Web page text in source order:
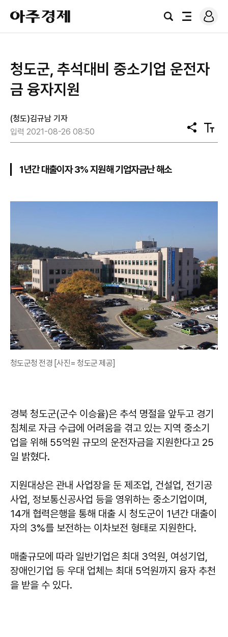
아
주
경
검
전
로
그
청도군, 추석대비 중소기업 운전자
금 융자지원
(청도)김규남 기자
입력 2021-08-26 08:50
공
유
텍
스
1년간 대출이자 3% 지원해 기업자금난 해소
청도군청 전경 [사진= 청도군 제공]
경북 청도군(군수 이승율)은 추석 명절을 앞두고 경기
침체로 자금 수급에 어려움을 겪고 있는 지역 중소기
업을 위해 55억원 규모의 운전자금을 지원한다고 25
일 밝혔다.
지원대상은 관내 사업장을 둔 제조업, 건설업, 전기공
사업, 정보통신공사업 등을 영위하는 중소기업이며,
14개 협력은행을 통해 대출 시 청도군이 1년간 대출이
자의 3%를 보전하는 이차보전 형태로 지원한다.
매출규모에 따라 일반기업은 최대 3억원, 여성기업,
장애인기업 등 우대 업체는 최대 5억원까지 융자 추천
을 받을 수 있다.